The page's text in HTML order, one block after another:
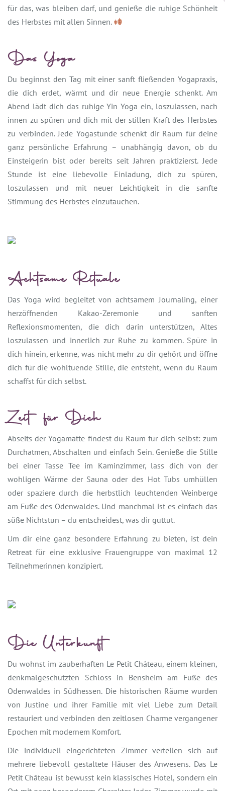
für das, was bleiben darf, und genieße die ruhige Schönheit
des Herbstes mit allen Sinnen.
Das Yoga
Du beginnst den Tag mit einer sanft fließenden Yogapraxis,
die dich erdet, wärmt und dir neue Energie schenkt. Am
Abend lädt dich das ruhige Yin Yoga ein, loszulassen, nach
innen zu spüren und dich mit der stillen Kraft des Herbstes
zu verbinden. Jede Yogastunde schenkt dir Raum für deine
ganz persönliche Erfahrung – unabhängig davon, ob du
Einsteigerin bist oder bereits seit Jahren praktizierst. Jede
Stunde ist eine liebevolle Einladung, dich zu spüren,
loszulassen und mit neuer Leichtigkeit in die sanfte
Stimmung des Herbstes einzutauchen.
Achtsame Rituale
Das Yoga wird begleitet von achtsamem Journaling, einer
herzöffnenden Kakao-Zeremonie und sanften
Reflexionsmomenten, die dich darin unterstützen, Altes
loszulassen und innerlich zur Ruhe zu kommen. Spüre in
dich hinein, erkenne, was nicht mehr zu dir gehört und öffne
dich für die wohltuende Stille, die entsteht, wenn du Raum
schaffst für dich selbst.
Zeit für Dich
Abseits der Yogamatte findest du Raum für dich selbst: zum
Durchatmen, Abschalten und einfach Sein. Genieße die Stille
bei einer Tasse Tee im Kaminzimmer, lass dich von der
wohligen Wärme der Sauna oder des Hot Tubs umhüllen
oder spaziere durch die herbstlich leuchtenden Weinberge
am Fuße des Odenwaldes. Und manchmal ist es einfach das
süße Nichtstun – du entscheidest, was dir guttut.
Um dir eine ganz besondere Erfahrung zu bieten, ist dein
Retreat für eine exklusive Frauengruppe von maximal 12
Teilnehmerinnen konzipiert.
Die Unterkunft
Du wohnst im zauberhaften Le Petit Château, einem kleinen,
denkmalgeschützten Schloss in Bensheim am Fuße des
Odenwaldes in Südhessen. Die historischen Räume wurden
von Justine und ihrer Familie mit viel Liebe zum Detail
restauriert und verbinden den zeitlosen Charme vergangener
Epochen mit modernem Komfort.
Die individuell eingerichteten Zimmer verteilen sich auf
mehrere liebevoll gestaltete Häuser des Anwesens. Das Le
Petit Château ist bewusst kein klassisches Hotel, sondern ein